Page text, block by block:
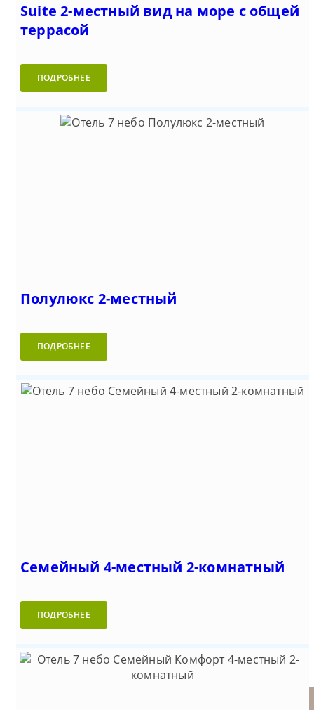
Suite 2-местный вид на море с общей
террасой
ПОДРОБНЕЕ
Полулюкс 2-местный
ПОДРОБНЕЕ
Семейный 4-местный 2-комнатный
ПОДРОБНЕЕ